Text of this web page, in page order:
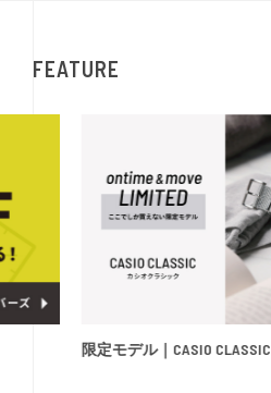
FEATURE
限定モデル｜CASIO CLASSIC